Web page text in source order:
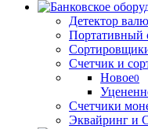
Детектор
Портативный
Счетчик и
Новое0
Счетчики
Эквайринг и